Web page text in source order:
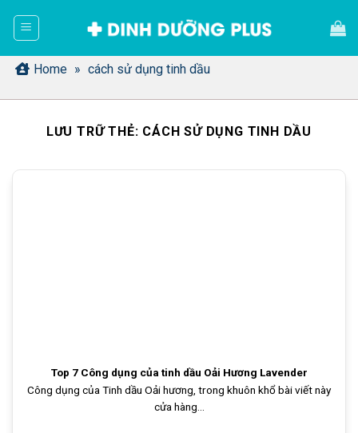
dung Home » cách sử dụng tinh dầu
LƯU TRỮ THẺ: CÁCH SỬ DỤNG TINH DẦU
Top 7 Công dụng của tinh dầu Oải Hương Lavender
Công dụng của Tinh dầu Oải hương, trong khuôn khổ bài viết này
cửa hàng...